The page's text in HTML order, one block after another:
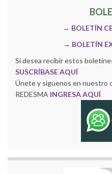
→ BOLETÍN
→ BOLETÍN
Si desea recibir estos
SUSCRÍBASE AQUÍ
Únete y siguenos en nuestro
REDESMA INGRESA AQUÍ